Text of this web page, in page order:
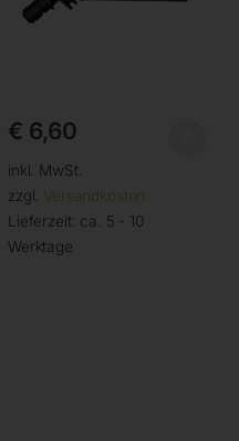
€ 6,60
inkl. MwSt.
zzgl. Versandkosten
Lieferzeit: ca. 5 - 10
Werktage